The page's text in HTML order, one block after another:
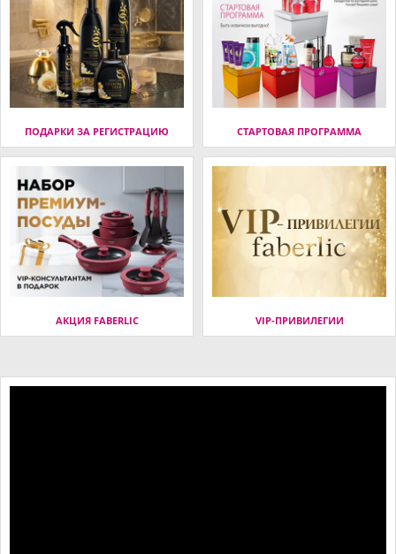
ПОДАРКИ ЗА РЕГИСТРАЦИЮ СТАРТОВАЯ ПРОГРАММА
АКЦИЯ FABERLIC VIP-ПРИВИЛЕГИИ